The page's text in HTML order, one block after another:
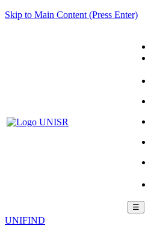
Skip to Main Content (Press Enter)
☰
UNIFIND